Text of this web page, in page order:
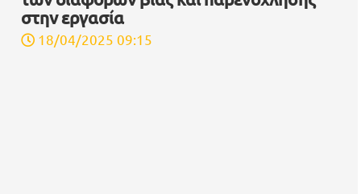
στην εργασία
18/04/2025 09:15